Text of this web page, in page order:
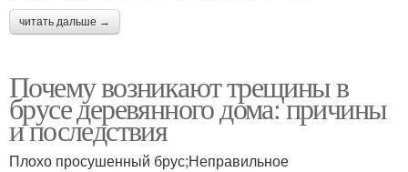
читать дальше →
Почему возникают трещины в
брусе деревянного дома: причины
и последствия
Плохо просушенный брус;Неправильное